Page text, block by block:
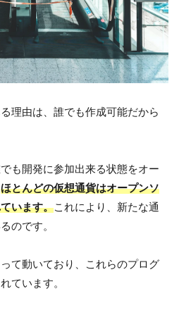
理由は、誰でも作成可能だから
も開発に参加出来る状態をオー
ほとんどの仮想通貨はオープンソ
います。これにより、新たな通
のです。
て動いており、これらのプログ
ています。